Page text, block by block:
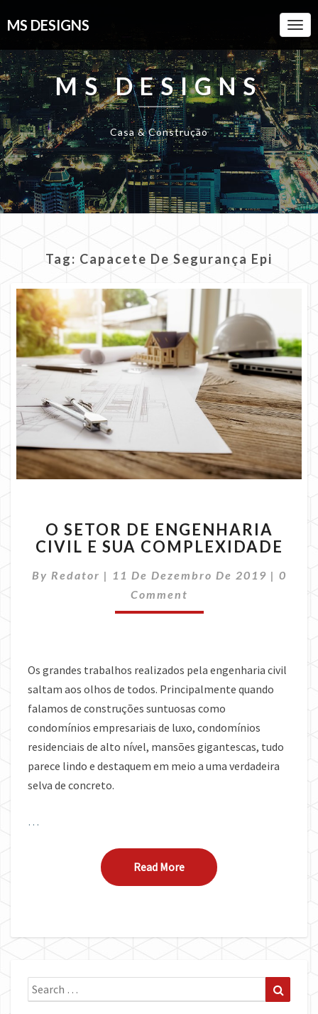
MS DESIGNS
MS DESIGNS
Casa & Construção
Tag: Capacete De Segurança Epi
SETOR
DE
CIVIL
E
SUA
O SETOR DE ENGENHARIA
CIVIL E SUA COMPLEXIDADE
By Redator | 11 De Dezembro De 2019 | 0
Comment
Os grandes trabalhos realizados pela engenharia civil
saltam aos olhos de todos. Principalmente quando
falamos de construções suntuosas como
condomínios empresariais de luxo, condomínios
residenciais de alto nível, mansões gigantescas, tudo
parece lindo e destaquem em meio a uma verdadeira
selva de concreto.
…
Read MoreRead More
Search
for: